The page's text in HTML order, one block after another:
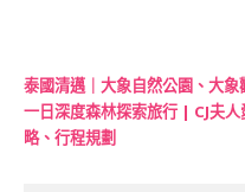
泰國清邁｜大象自然公園、大
一日深度森林探索旅行 | CJ夫
略、行程規劃